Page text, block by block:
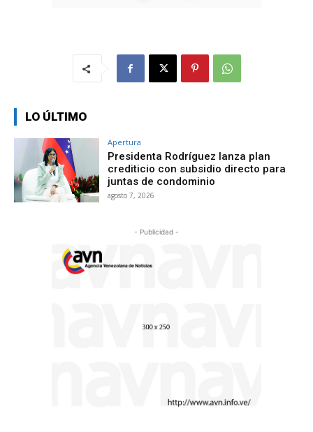
LO ÚLTIMO
Apertura
Presidenta Rodríguez lanza plan
crediticio con subsidio directo para
juntas de condominio
agosto 7, 2026
- Publicidad -